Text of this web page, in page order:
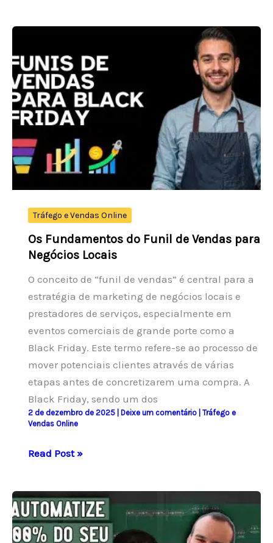
Técnica
AIDA
em
Copywriting
Tráfego e Vendas Online
Os Fundamentos do Funil de Vendas para
Negócios Locais
O conceito de “funil de vendas” é central para a
estratégia de marketing de negócios locais e
prestadores de serviços, especialmente em
eventos comerciais de grande porte como a
Black Friday. Este termo refere-se ao processo de
mover potenciais clientes através de várias
etapas antes de concretizarem uma compra. A
Black Friday, sendo um dos
2 de dezembro de 2025 Deixe um comentário
Tráfego e
Vendas Online
Os
Funil
de
Vendas
Read Post »